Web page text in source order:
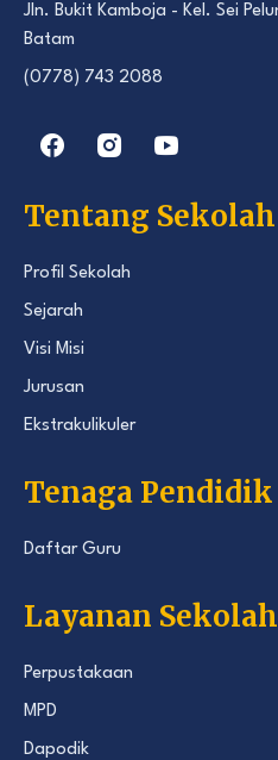
Jln. Bukit Kamboja - Kel. Sei
Batam
(0778) 743 2088
Tentang Sekolah
Profil Sekolah
Sejarah
Visi Misi
Jurusan
Ekstrakulikuler
Tenaga Pendidik
Daftar Guru
Layanan Sekolah
Perpustakaan
MPD
Dapodik